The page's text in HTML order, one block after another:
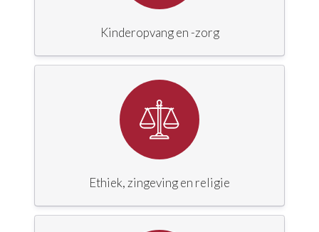
Kinderopvang en -zorg
Ethiek, zingeving en religie